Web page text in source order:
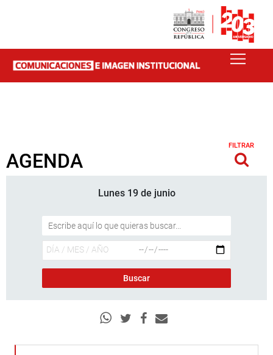
AGENDA
FILTRAR
Lunes 19 de junio